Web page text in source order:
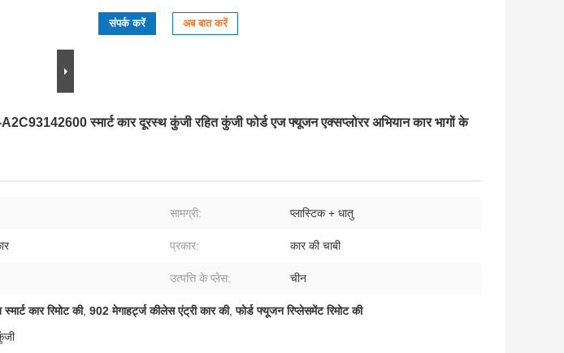
संपर्क करें अब बात करें
स्मार्ट कार दूरस्थ कुंजी रहित कुंजी फोर्ड एज फ्यूजन एक्सप्लोरर अभियान कार भागों के
सामग्री: प्लास्टिक + धातु
प्रकार: कार की चाबी
उत्पत्ति के प्लेस: चीन
कार रिमोट की, 902 मेगाहर्ट्ज कीलेस एंट्री कार की,फोर्ड फ्यूजन रिप्लेसमेंट रिमोट की